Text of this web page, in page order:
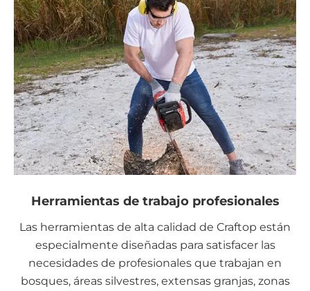
Herramientas de trabajo profesionales
Las herramientas de alta calidad de Craftop están
especialmente diseñadas para satisfacer las
necesidades de profesionales que trabajan en
bosques, áreas silvestres, extensas granjas, zonas